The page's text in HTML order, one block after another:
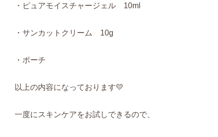
・ピュアモイスチャージェル 10ml
・サンカットクリーム 10g
・ポーチ
以上の内容になっております💛
一度にスキンケアをお試しできるので、